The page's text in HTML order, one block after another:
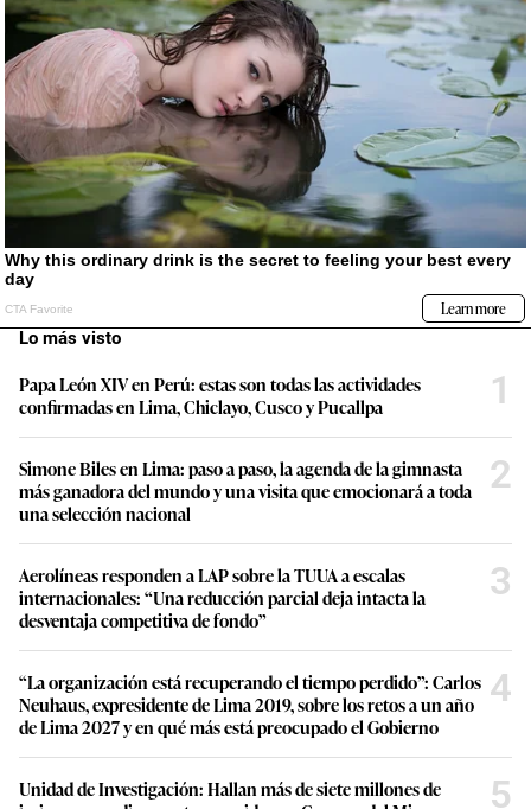
Lo más visto
Papa León XIV en Perú: estas son todas las actividades
confirmadas en Lima, Chiclayo, Cusco y Pucallpa
1
Simone Biles en Lima: paso a paso, la agenda de la gimnasta
más ganadora del mundo y una visita que emocionará a toda
una selección nacional
2
Aerolíneas responden a LAP sobre la TUUA a escalas
internacionales: “Una reducción parcial deja intacta la
desventaja competitiva de fondo”
3
“La organización está recuperando el tiempo perdido”: Carlos
Neuhaus, expresidente de Lima 2019, sobre los retos a un año
de Lima 2027 y en qué más está preocupado el Gobierno
4
Unidad de Investigación: Hallan más de siete millones de
5